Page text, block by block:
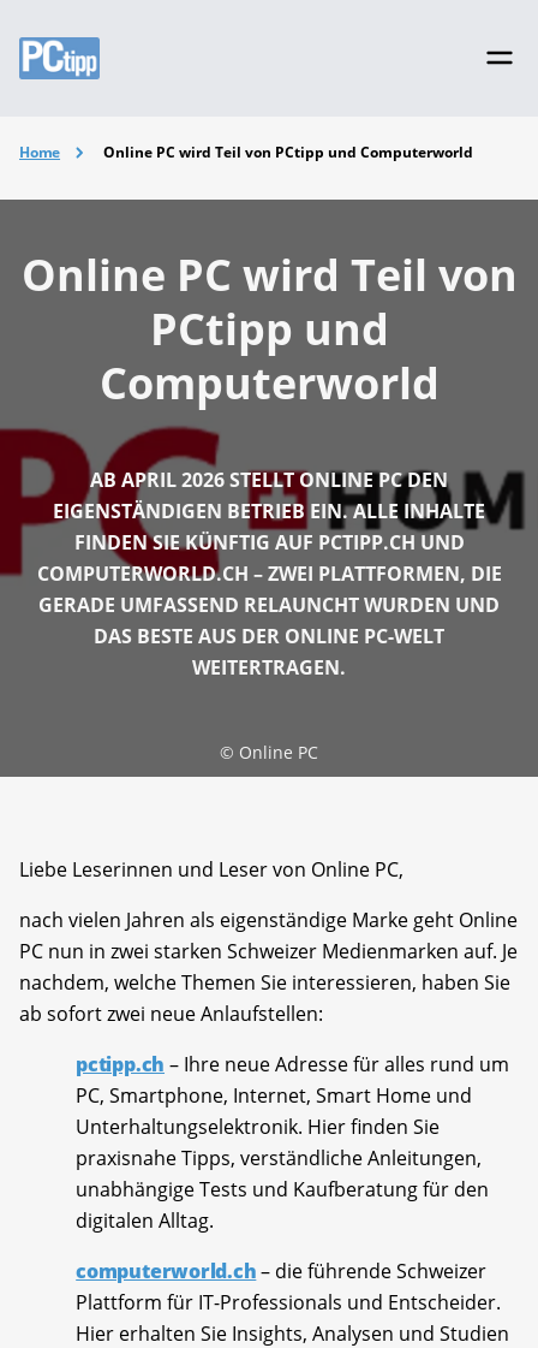
Home Online PC wird Teil von PCtipp und Computerworld
Online PC wird Teil von
PCtipp und
Computerworld
AB APRIL 2026 STELLT ONLINE PC DEN
EIGENSTÄNDIGEN BETRIEB EIN. ALLE INHALTE
FINDEN SIE KÜNFTIG AUF PCTIPP.CH UND
COMPUTERWORLD.CH – ZWEI PLATTFORMEN, DIE
GERADE UMFASSEND RELAUNCHT WURDEN UND
DAS BESTE AUS DER ONLINE PC-WELT
WEITERTRAGEN.
© Online PC
Liebe Leserinnen und Leser von Online PC,
nach vielen Jahren als eigenständige Marke geht Online
PC nun in zwei starken Schweizer Medienmarken auf. Je
nachdem, welche Themen Sie interessieren, haben Sie
ab sofort zwei neue Anlaufstellen:
pctipp.ch – Ihre neue Adresse für alles rund um
PC, Smartphone, Internet, Smart Home und
Unterhaltungselektronik. Hier finden Sie
praxisnahe Tipps, verständliche Anleitungen,
unabhängige Tests und Kaufberatung für den
digitalen Alltag.
computerworld.ch– die führende Schweizer
Plattform für IT-Professionals und Entscheider.
Hier erhalten Sie Insights, Analysen und Studien